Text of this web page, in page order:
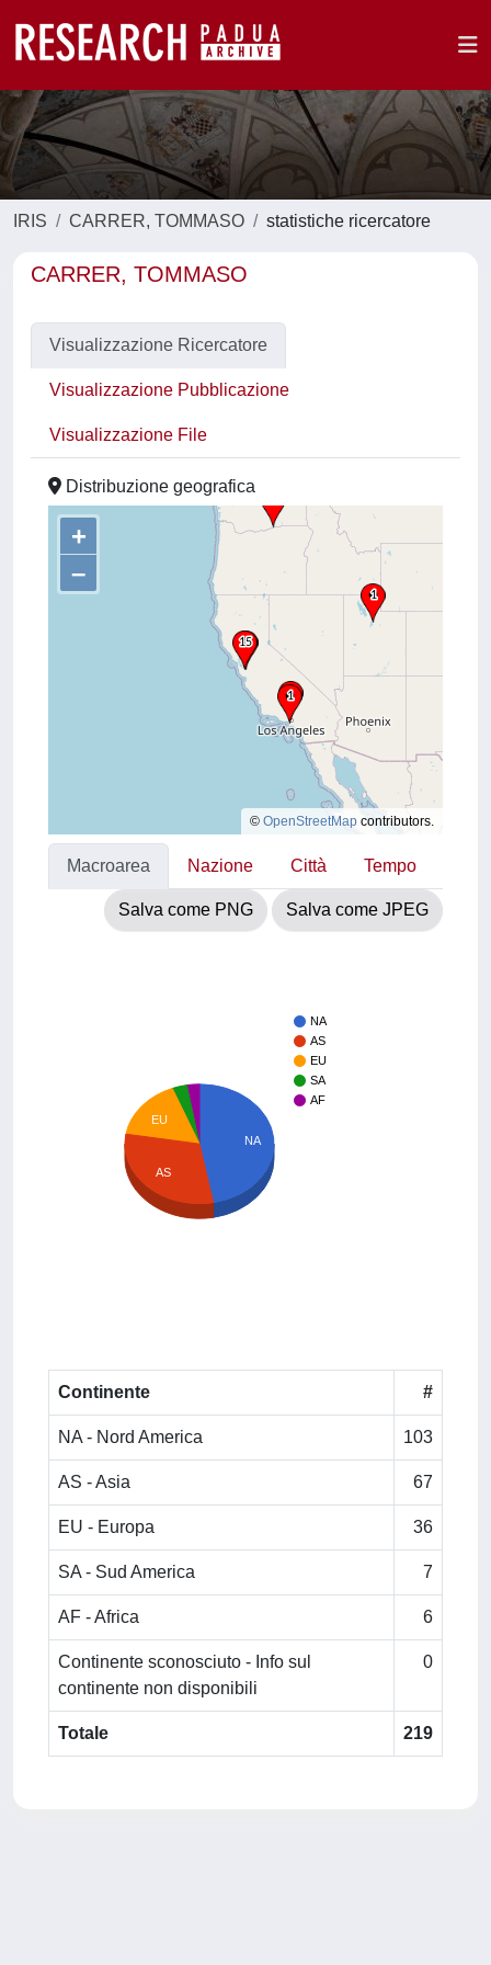
IRIS CARRER, TOMMASO statistiche ricercatore
CARRER, TOMMASO
Visualizzazione Ricercatore
Visualizzazione Pubblicazione
Visualizzazione File
Distribuzione geografica
+
–
© OpenStreetMap contributors.
Macroarea Nazione Città Tempo
Salva come PNG Salva come JPEG
NA
AS
EU
SA
AF
NA
EU
AS
Continente #
NA - Nord America 103
AS - Asia 67
EU - Europa 36
SA - Sud America 7
AF - Africa 6
Continente sconosciuto - Info sul
continente non disponibili
0
Totale 219